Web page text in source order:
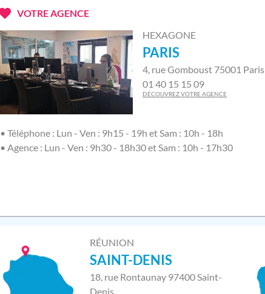
VOTRE AGENCE
HEXAGONE
PARIS
4, rue Gomboust 75001 Paris
01 40 15 15 09
DÉCOUVREZ VOTRE AGENCE
• Téléphone : Lun - Ven : 9h15 - 19h et Sam : 10h - 18h
• Agence : Lun - Ven : 9h30 - 18h30 et Sam : 10h - 17h30
RÉUNION
SAINT-DENIS
18, rue Rontaunay 97400 Saint-
Denis